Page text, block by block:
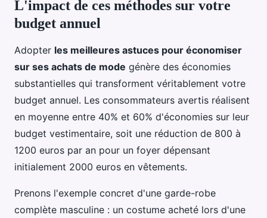
L'impact de ces méthodes sur votre
budget annuel
Adopter les meilleures astuces pour économiser
sur ses achats de mode génère des économies
substantielles qui transforment véritablement votre
budget annuel. Les consommateurs avertis réalisent
en moyenne entre 40% et 60% d'économies sur leur
budget vestimentaire, soit une réduction de 800 à
1200 euros par an pour un foyer dépensant
initialement 2000 euros en vêtements.
Prenons l'exemple concret d'une garde-robe
complète masculine : un costume acheté lors d'une